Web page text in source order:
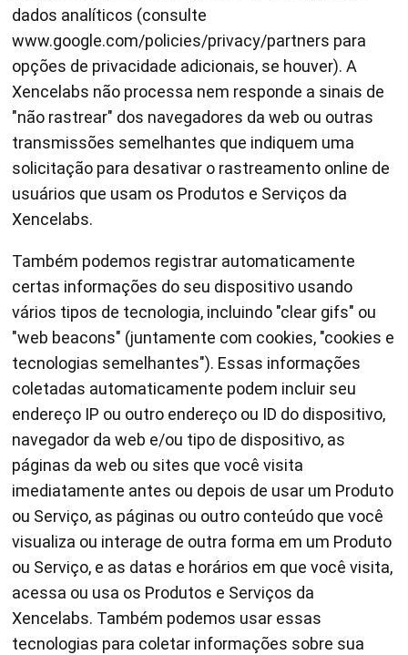
dados analíticos (consulte
www.google.com/policies/privacy/partners para
opções de privacidade adicionais, se houver). A
Xencelabs não processa nem responde a sinais de
"não rastrear" dos navegadores da web ou outras
transmissões semelhantes que indiquem uma
solicitação para desativar o rastreamento online de
usuários que usam os Produtos e Serviços da
Xencelabs.
Também podemos registrar automaticamente
certas informações do seu dispositivo usando
vários tipos de tecnologia, incluindo "clear gifs" ou
"web beacons" (juntamente com cookies, "cookies e
tecnologias semelhantes"). Essas informações
coletadas automaticamente podem incluir seu
endereço IP ou outro endereço ou ID do dispositivo,
navegador da web e/ou tipo de dispositivo, as
páginas da web ou sites que você visita
imediatamente antes ou depois de usar um Produto
ou Serviço, as páginas ou outro conteúdo que você
visualiza ou interage de outra forma em um Produto
ou Serviço, e as datas e horários em que você visita,
acessa ou usa os Produtos e Serviços da
Xencelabs. Também podemos usar essas
tecnologias para coletar informações sobre sua